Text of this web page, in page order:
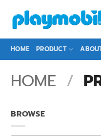
content
HOME PRODUCT
HOME /
BROWSE